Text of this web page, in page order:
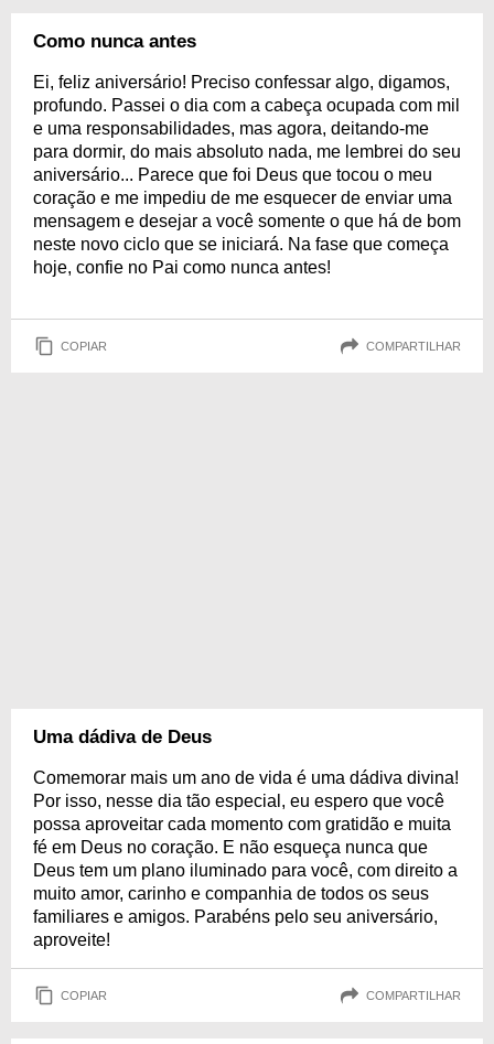
Como nunca antes
Ei, feliz aniversário! Preciso confessar algo, digamos,
profundo. Passei o dia com a cabeça ocupada com mil
e uma responsabilidades, mas agora, deitando-me
para dormir, do mais absoluto nada, me lembrei do seu
aniversário... Parece que foi Deus que tocou o meu
coração e me impediu de me esquecer de enviar uma
mensagem e desejar a você somente o que há de bom
neste novo ciclo que se iniciará. Na fase que começa
hoje, confie no Pai como nunca antes!
COPIAR COMPARTILHAR
Uma dádiva de Deus
Comemorar mais um ano de vida é uma dádiva divina!
Por isso, nesse dia tão especial, eu espero que você
possa aproveitar cada momento com gratidão e muita
fé em Deus no coração. E não esqueça nunca que
Deus tem um plano iluminado para você, com direito a
muito amor, carinho e companhia de todos os seus
familiares e amigos. Parabéns pelo seu aniversário,
aproveite!
COPIAR COMPARTILHAR